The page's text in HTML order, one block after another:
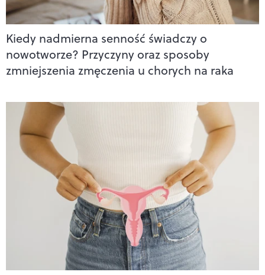
Kiedy nadmierna senność świadczy o
nowotworze? Przyczyny oraz sposoby
zmniejszenia zmęczenia u chorych na raka